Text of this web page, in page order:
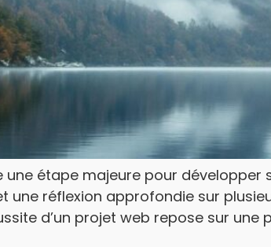
une étape majeure pour
une réflexion approfondie sur
d’un projet web repose sur une